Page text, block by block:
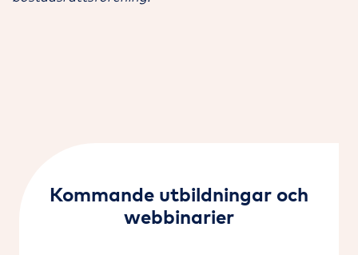
Kommande utbildningar och
webbinarier